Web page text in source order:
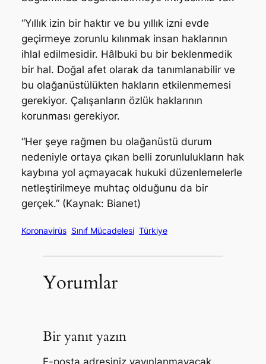
“Yıllık izin bir haktır ve bu yıllık izni evde
geçirmeye zorunlu kılınmak insan haklarının
ihlal edilmesidir. Hâlbuki bu bir beklenmedik
bir hal. Doğal afet olarak da tanımlanabilir ve
bu olağanüstülükten hakların etkilenmemesi
gerekiyor. Çalışanların özlük haklarının
korunması gerekiyor.
“Her şeye rağmen bu olağanüstü durum
nedeniyle ortaya çıkan belli zorunlulukların hak
kaybına yol açmayacak hukuki düzenlemelerle
netleştirilmeye muhtaç olduğunu da bir
gerçek.” (Kaynak: Bianet)
Koronavirüs Sınıf Mücadelesi Türkiye
Yorumlar
Bir yanıt yazın